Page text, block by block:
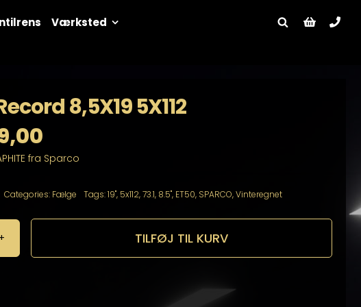
Værksted
8,5X19 5X112
fra Sparco
Categories: Fælge Tags:19", 5x112,73.1, 8.5", ET50, SPARCO,Vinteregnet
TILFØJ TIL KURV